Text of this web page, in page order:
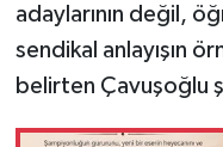
adaylarının değil,
sendikal anlayışın
belirten Çavuşoğlu